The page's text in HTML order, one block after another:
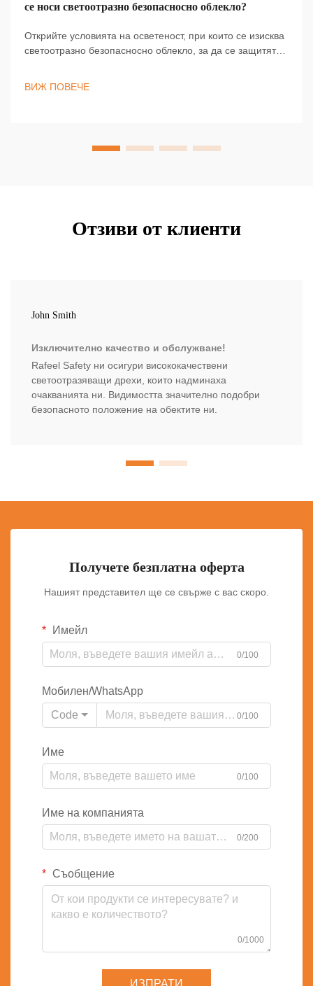
се носи светоотразно безопасносно облекло?
Открийте условията на осветеност, при които се изисква
светоотразно безопасносно облекло, за да се защитят
ВИЖ ПОВЕЧЕ
Отзиви от клиенти
John Smith
Изключително качество и обслужване!
Rafeel Safety ни осигури висококачествени
светоотразяващи дрехи, които надминаха
очакванията ни. Видимостта значително подобри
безопасното положение на обектите ни.
Получете безплатна оферта
Нашият представител ще се свърже с вас скоро.
Имейл
0/100
Мобилен/WhatsApp
Code
0/100
Име
0/100
Име на компанията
0/200
Съобщение
0/1000